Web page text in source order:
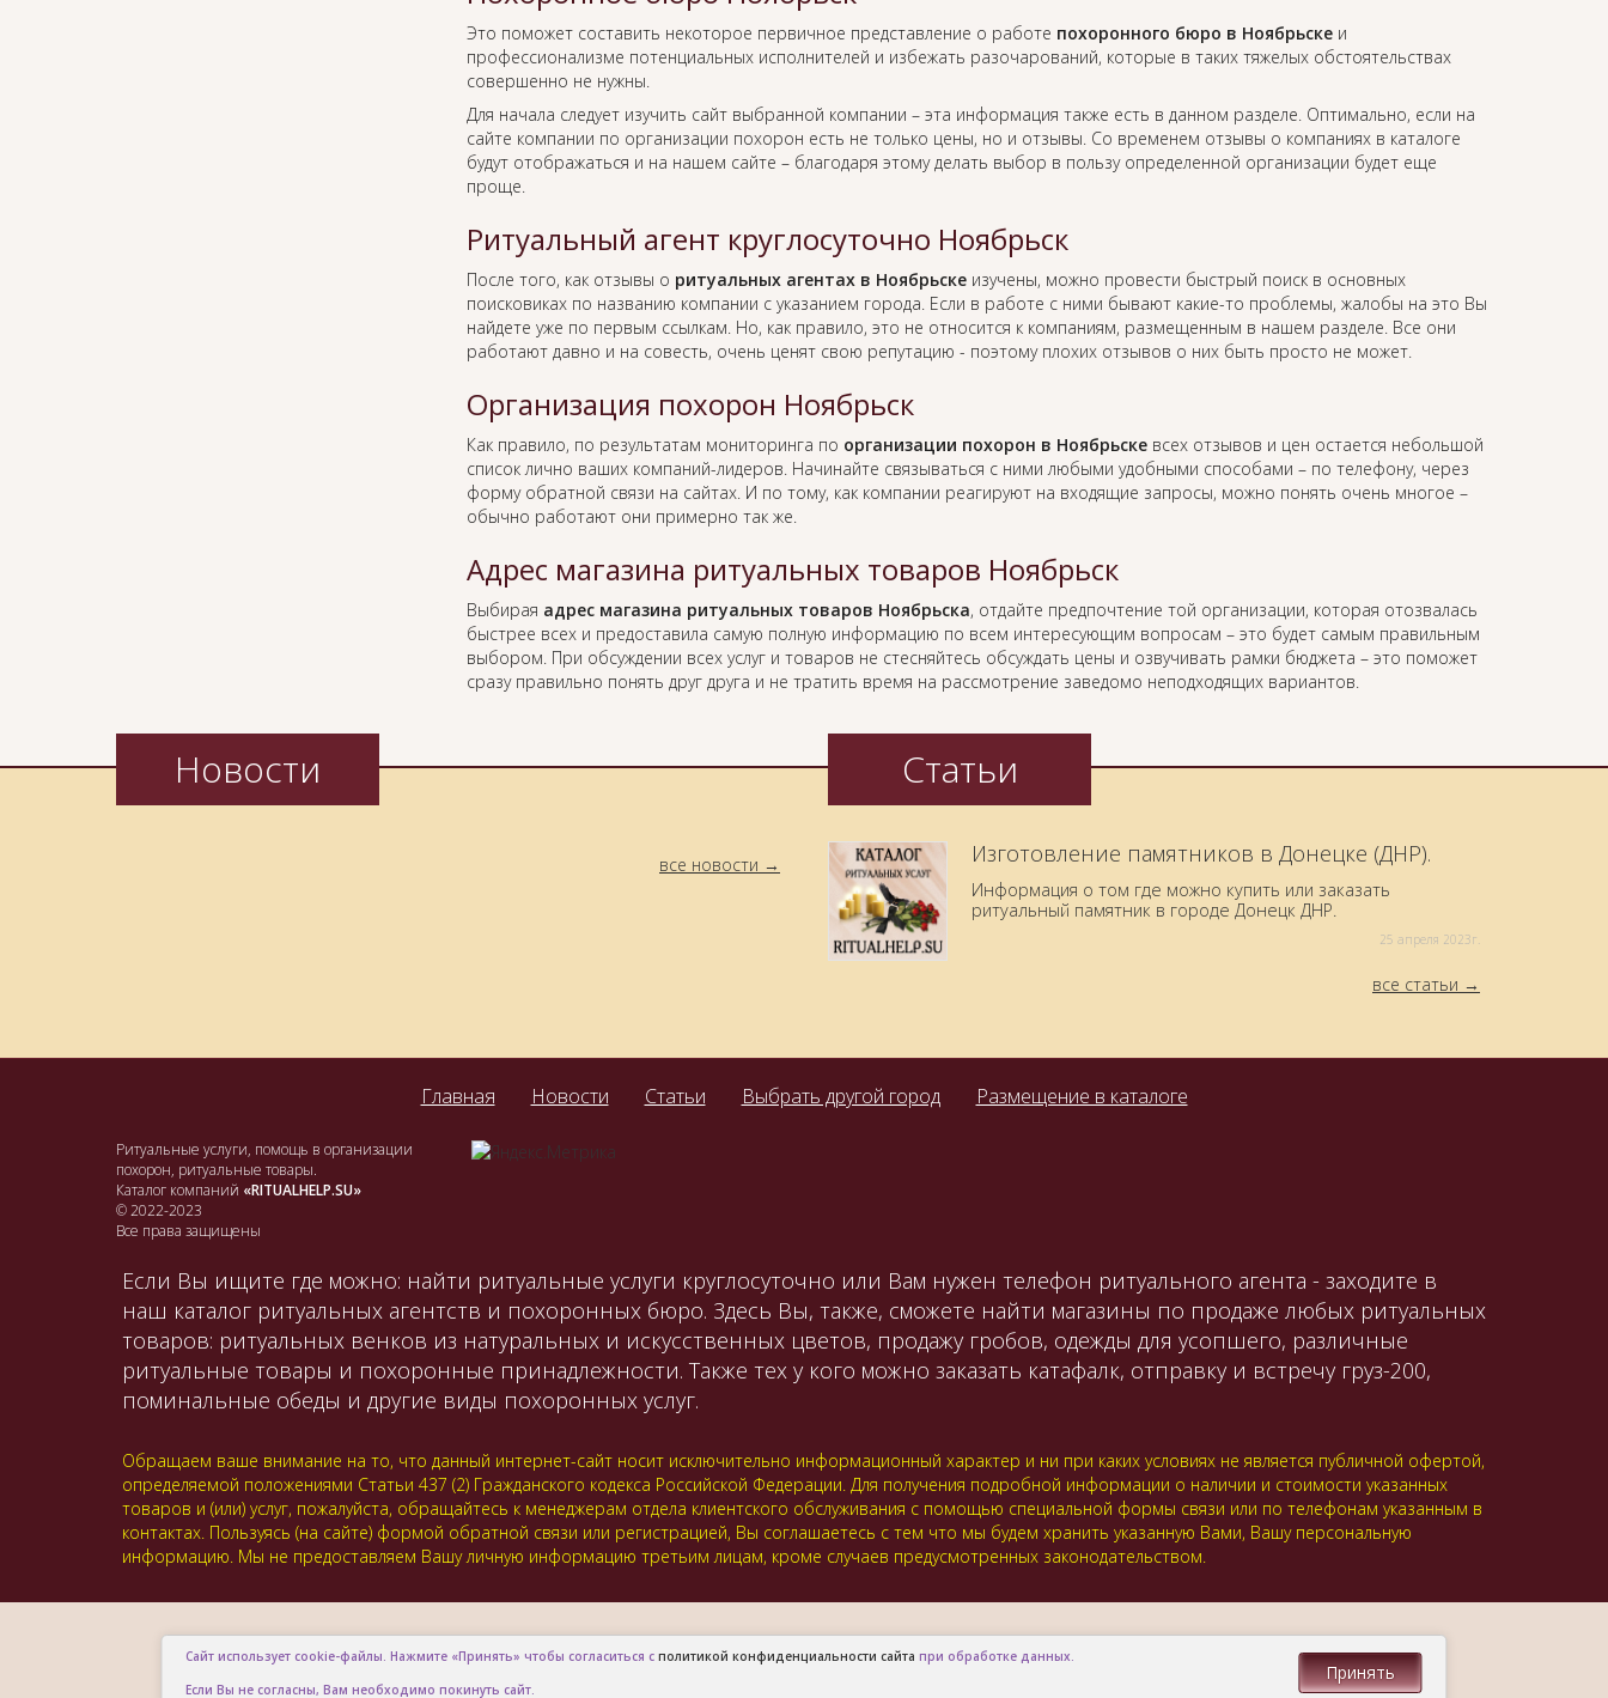
Это поможет составить некоторое первичное представление о работе похоронного бюро в Ноябрьскеи
профессионализме потенциальных исполнителей и избежать разочарований, которые в таких тяжелых обстоятельствах
совершенно не нужны.
Для начала следует изучить сайт выбранной компании – эта информация также есть в данном разделе. Оптимально, если на
сайте компании по организации похорон есть не только цены, но и отзывы. Со временем отзывы о компаниях в каталоге
будут отображаться и на нашем сайте – благодаря этому делать выбор в пользу определенной организации будет еще
проще.
Ритуальный агент круглосуточно Ноябрьск
После того, как отзывы о ритуальных агентах в Ноябрьскеизучены, можно провести быстрый поиск в основных
поисковиках по названию компании с указанием города. Если в работе с ними бывают какие-то проблемы, жалобы на это Вы
найдете уже по первым ссылкам. Но, как правило, это не относится к компаниям, размещенным в нашем разделе. Все они
работают давно и на совесть, очень ценят свою репутацию - поэтому плохих отзывов о них быть просто не может.
Организация похорон Ноябрьск
Как правило, по результатам мониторинга по организации похорон в Ноябрьскевсех отзывов и цен остается небольшой
список лично ваших компаний-лидеров. Начинайте связываться с ними любыми удобными способами – по телефону, через
форму обратной связи на сайтах. И по тому, как компании реагируют на входящие запросы, можно понять очень многое –
обычно работают они примерно так же.
Адрес магазина ритуальных товаров Ноябрьск
Выбирая адрес магазина ритуальных товаров Ноябрьска, отдайте предпочтение той организации, которая отозвалась
быстрее всех и предоставила самую полную информацию по всем интересующим вопросам – это будет самым правильным
выбором. При обсуждении всех услуг и товаров не стесняйтесь обсуждать цены и озвучивать рамки бюджета – это поможет
сразу правильно понять друг друга и не тратить время на рассмотрение заведомо неподходящих вариантов.
Новости
все новости
Статьи
Изготовление памятников в Донецке (ДНР).
Информация о том где можно купить или заказать
ритуальный памятник в городе Донецк ДНР.
25 aпреля 2023г.
все статьи
Главная Новости Статьи Выбрать другой город Размещение в каталоге
Ритуальные услуги, помощь в организации
похорон, ритуальные товары.
Каталог компаний «RITUALHELP.SU»
© 2022-2023
Все права защищены
Если Вы ищите где можно: найти ритуальные услуги круглосуточно или Вам нужен телефон ритуального агента - заходите в
наш каталог ритуальных агентств и похоронных бюро. Здесь Вы, также, сможете найти магазины по продаже любых ритуальных
товаров: ритуальных венков из натуральных и искусственных цветов, продажу гробов, одежды для усопшего, различные
ритуальные товары и похоронные принадлежности. Также тех у кого можно заказать катафалк, отправку и встречу груз-200,
поминальные обеды и другие виды похоронных услуг.
Обращаем ваше внимание на то, что данный интернет-сайт носит исключительно информационный характер и ни при каких условиях не является публичной офертой,
определяемой положениями Статьи 437 (2) Гражданского кодекса Российской Федерации. Для получения подробной информации о наличии и стоимости указанных
товаров и (или) услуг, пожалуйста, обращайтесь к менеджерам отдела клиентского обслуживания с помощью специальной формы связи или по телефонам указанным в
контактах. Пользуясь (на сайте) формой обратной связи или регистрацией, Вы соглашаетесь с тем что мы будем хранить указанную Вами, Вашу персональную
информацию. Мы не предоставляем Вашу личную информацию третьим лицам, кроме случаев предусмотренных законодательством.
Сайт использует cookie-файлы. Нажмите «Принять» чтобы согласиться сполитикой конфиденциальности сайта при обработке данных.
Если Вы не согласны, Вам необходимо покинуть сайт.
Принять